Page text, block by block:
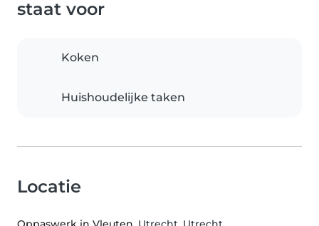
staat voor
Koken
Huishoudelijke taken
Locatie